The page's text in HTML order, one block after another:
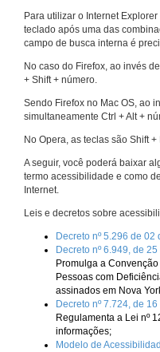
Para utilizar o Internet
teclado após uma das
campo de busca interna é
No caso do Firefox, ao invés
+ Shift + número.
Sendo Firefox no Mac OS, ao
simultaneamente Ctrl + Alt +
No Opera, as teclas são Shift
A seguir, você poderá baixar
termo acessibilidade e como
Internet.
Leis e decretos sobre
Decreto nº 5.296 de
Decreto nº 6.949, de
Promulga a
Pessoas com
assinados em Nova
Decreto nº 7.724, de
Regulamenta a Lei nº
informações;
Modelo de